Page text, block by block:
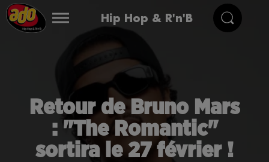
Hip Hop & R'n'B
Retour de Bruno Mars
: "The Romantic"
sortira le 27 février !